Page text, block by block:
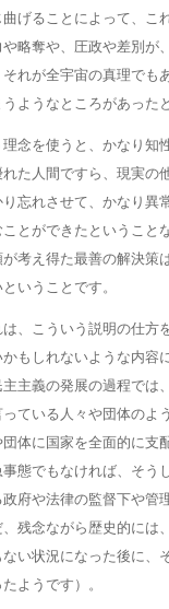
げることによって、こ
略奪や、圧政や差別が
れが全宇宙の真理でも
ようなところがあった
念を使うと、かなり知
た人間ですら、現実の
忘れさせて、かなり異
とができたということ
考え得た最善の解決策
いうことです。
、こういう説明の仕方
もしれないような内容
主義の発展の過程では
ている人々や団体のよ
体に国家を全面的に支
態でもなければ、そう
府や法律の監督下や管
残念ながら歴史的には
い状況になった後に、
ようです）。